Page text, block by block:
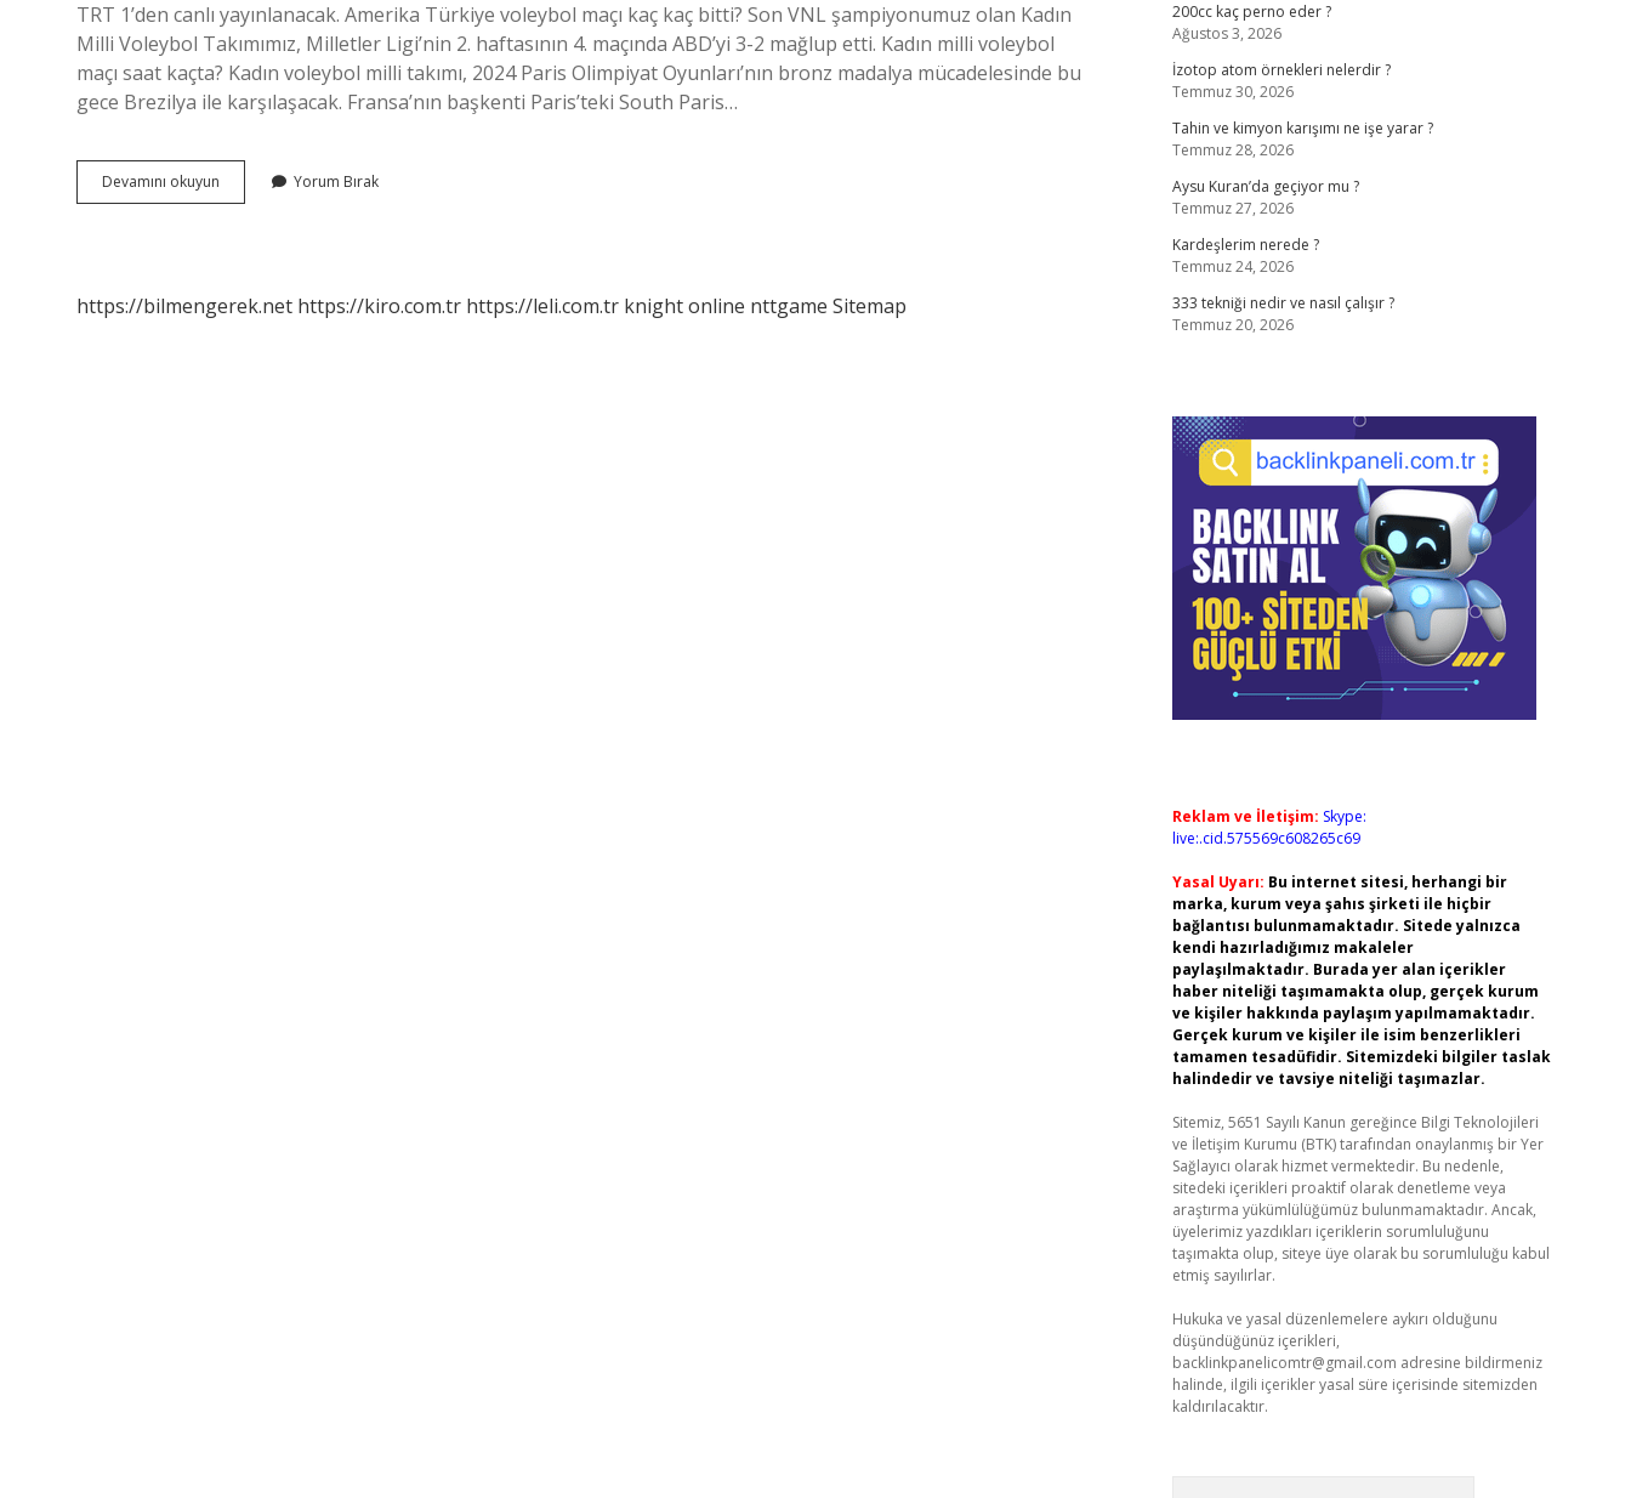
TRT 1’den canlı yayınlanacak. Amerika Türkiye voleybol maçı kaç kaç bitti? Son VNL şampiyonumuz olan Kadın
Milli Voleybol Takımımız, Milletler Ligi’nin 2. haftasının 4. maçında ABD’yi 3-2 mağlup etti. Kadın milli voleybol
maçı saat kaçta? Kadın voleybol milli takımı, 2024 Paris Olimpiyat Oyunları’nın bronz madalya mücadelesinde bu
gece Brezilya ile karşılaşacak. Fransa’nın başkenti Paris’teki South Paris…
Devamını okuyun Voleybolda
Türkiye
Yorum Bırak
https://bilmengerek.net https://kiro.com.tr https://leli.com.tr knight online nttgame Sitemap
200cc kaç perno eder ?
Ağustos 3, 2026
İzotop atom örnekleri nelerdir ?
Temmuz 30, 2026
Tahin ve kimyon karışımı ne işe yarar ?
Temmuz 28, 2026
Aysu Kuran’da geçiyor mu ?
Temmuz 27, 2026
Kardeşlerim nerede ?
Temmuz 24, 2026
333 tekniği nedir ve nasıl çalışır ?
Temmuz 20, 2026
Reklam ve İletişim: Skype:
live:.cid.575569c608265c69
Yasal Uyarı: Bu internet sitesi, herhangi bir
marka, kurum veya şahıs şirketi ile hiçbir
bağlantısı bulunmamaktadır. Sitede yalnızca
kendi hazırladığımız makaleler
paylaşılmaktadır. Burada yer alan içerikler
haber niteliği taşımamakta olup, gerçek kurum
ve kişiler hakkında paylaşım yapılmamaktadır.
Gerçek kurum ve kişiler ile isim benzerlikleri
tamamen tesadüfidir. Sitemizdeki bilgiler taslak
halindedir ve tavsiye niteliği taşımazlar.
Sitemiz, 5651 Sayılı Kanun gereğince Bilgi Teknolojileri
ve İletişim Kurumu (BTK) tarafından onaylanmış bir Yer
Sağlayıcı olarak hizmet vermektedir. Bu nedenle,
sitedeki içerikleri proaktif olarak denetleme veya
araştırma yükümlülüğümüz bulunmamaktadır. Ancak,
üyelerimiz yazdıkları içeriklerin sorumluluğunu
taşımakta olup, siteye üye olarak bu sorumluluğu kabul
etmiş sayılırlar.
Hukuka ve yasal düzenlemelere aykırı olduğunu
düşündüğünüz içerikleri,
backlinkpanelicomtr@gmail.com adresine bildirmeniz
halinde, ilgili içerikler yasal süre içerisinde sitemizden
kaldırılacaktır.